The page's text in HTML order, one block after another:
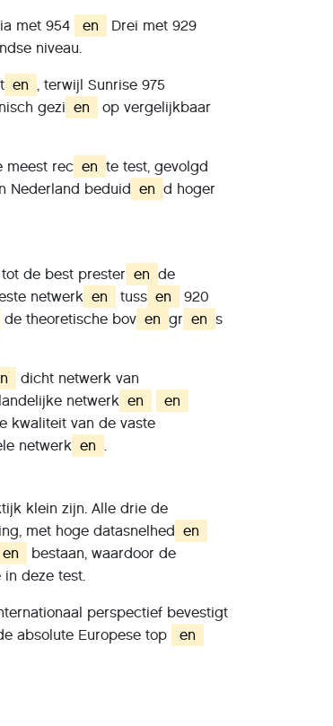
met 954 en
Drei met 929
niveau.
en , terwijl Sunrise 975
gezi en
op vergelijkbaar
meest rec en te test, gevolgd
Nederland beduid en d hoger
de best prester en de
netwerk en tuss en
920
de theoretische bov en gr en s
dicht netwerk van
netwerk en
en
kwaliteit van de vaste
netwerk en .
klein zijn. Alle drie de
met hoge datasnelhed en
en
bestaan, waardoor de
in deze test.
perspectief bevestigt
absolute Europese top
en